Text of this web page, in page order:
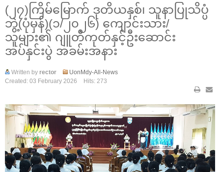
(၂၇)ကြိမ်မြောက် ဒုတိယနှစ်၊ သူနာပြုသိပ္ပံ
ဘွဲ့(ပုံမှန်)(၁/၂၀၂၆) ကျောင်းသား/
သူများ၏ ဂျူတီကုတ်နှင့်ဦးဆောင်း
အပ်နှင်းပွဲ အခမ်းအနား
Written by rector
UonMdy-All-News
Created: 03 February 2026
Hits: 273